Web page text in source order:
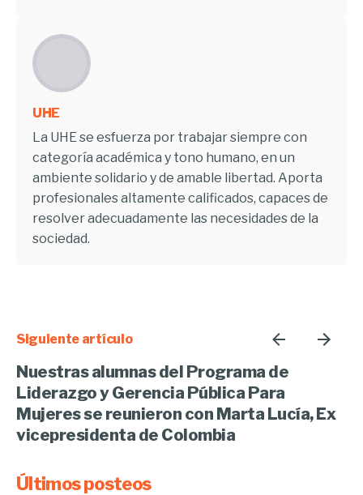
UHE
La UHE se esfuerza por trabajar siempre con
categoría académica y tono humano, en un
ambiente solidario y de amable libertad. Aporta
profesionales altamente calificados, capaces de
resolver adecuadamente las necesidades de la
sociedad.
Siguiente artículo
Nuestras alumnas del Programa de
Liderazgo y Gerencia Pública Para
Mujeres se reunieron con Marta Lucía, Ex
vicepresidenta de Colombia
Últimos posteos